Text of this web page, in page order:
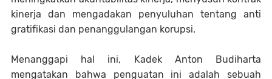
kinerja dan mengadakan penyuluhan tentang anti
gratifikasi dan penanggulangan korupsi.
Menanggapi hal ini, Kadek Anton Budiharta
mengatakan bahwa penguatan ini adalah sebuah